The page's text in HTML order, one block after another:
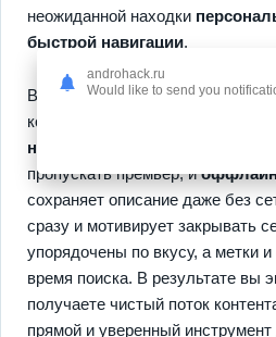
неожиданной находки
быстрой навигации.
Вторая часть опыта
контроле:
напоминания о новых эпизодах
пропускать премьер, и
сохраняет описание даже без
сразу и мотивирует закрывать
упорядочены по вкусу, а метки
время поиска. В результате вы
получаете чистый поток
прямой и уверенный
androhack.ru
Would like to send you